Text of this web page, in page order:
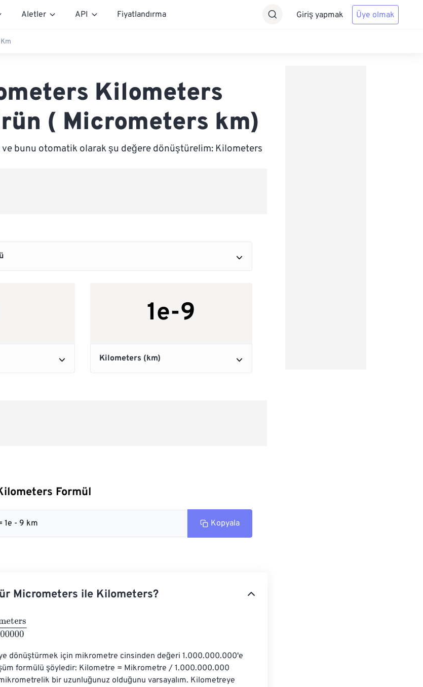
Aletler API Fiyatlandırma Giriş yapmak Üye olmak
Kilometers
( Micrometers km)
ve bunu otomatik olarak şu değere dönüştürelim: Kilometers
Formül
1e - 9 km Kopyala
Micrometers ile Kilometers?
1000000000
dönüştürmek için mikrometre cinsinden değeri 1.000.000.000'e
formülü şöyledir: Kilometre = Mikrometre / 1.000.000.000
bir uzunluğunuz olduğunu varsayalım. Kilometreye